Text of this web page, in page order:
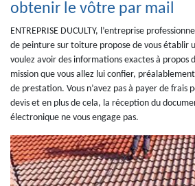
obtenir le vôtre par mail
ENTREPRISE DUCULTY, l’entreprise
de peinture sur toiture propose de vous établir
voulez avoir des informations exactes à propos
mission que vous allez lui confier,
de prestation. Vous n’avez pas à payer de frais
devis et en plus de cela, la réception du
électronique ne vous engage pas.